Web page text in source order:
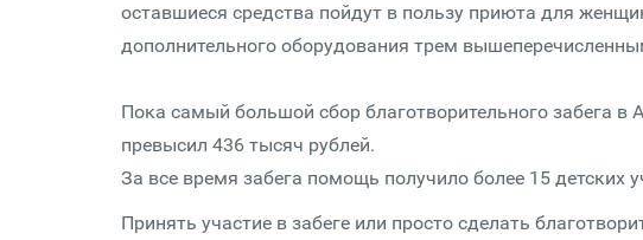
оставшиеся средства пойдут в пользу приюта для
дополнительного оборудования трем
Пока самый большой сбор благотворительного забега в
превысил 436 тысяч рублей.
За все время забега помощь получило более 15 детских
Принять участие в забеге или просто сделать